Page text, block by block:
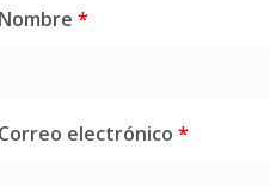
Nombre *
Correo electrónico *